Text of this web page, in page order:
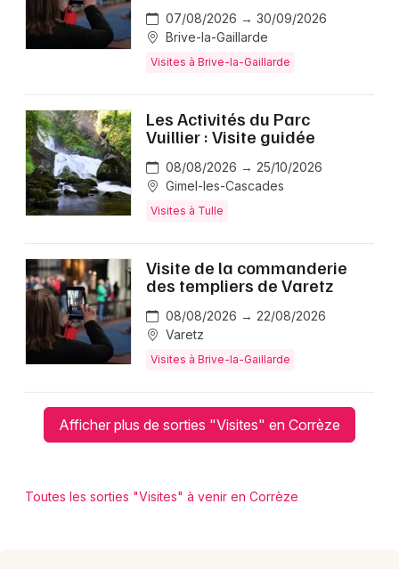
07/08/2026 → 30/09/2026
Brive-la-Gaillarde
Visites à Brive-la-Gaillarde
Les Activités du Parc
Vuillier : Visite guidée
08/08/2026 → 25/10/2026
Gimel-les-Cascades
Visites à Tulle
Visite de la commanderie
des templiers de Varetz
08/08/2026 → 22/08/2026
Varetz
Visites à Brive-la-Gaillarde
Afficher plus de sorties "Visites" en Corrèze
Toutes les sorties "Visites" à venir en Corrèze